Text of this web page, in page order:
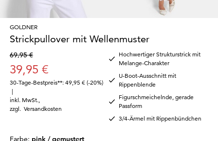
GOLDNER
Strickpullover mit Wellenmuster
69,95 €
39,95 €
30-Tage-Bestpreis**: 49,95 € (-20%)
|
inkl. MwSt.
zzgl. Versandkosten
Hochwertiger Strukturstrick mit
Melange-Charakter
U-Boot-Ausschnitt mit
Rippenblende
Figurschmeichelnde, gerade
Passform
3/4-Ärmel mit Rippenbündchen
Farbe: pink / gemustert